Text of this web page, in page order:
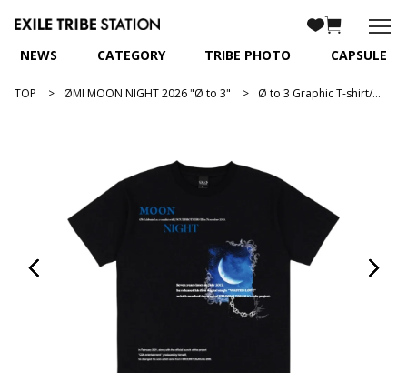
NEWS CATEGORY TRIBE PHOTO CAPSULE
TOP ØMI MOON NIGHT 2026 "Ø to 3" Ø to 3 Graphic T-shirt/BLACK